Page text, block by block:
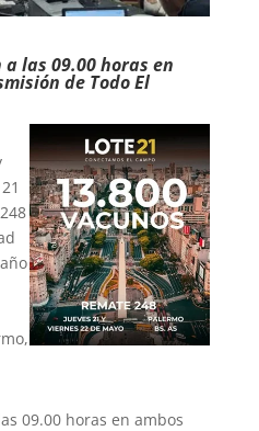
las 09.00 horas en
de Todo El
09.00 horas en ambos